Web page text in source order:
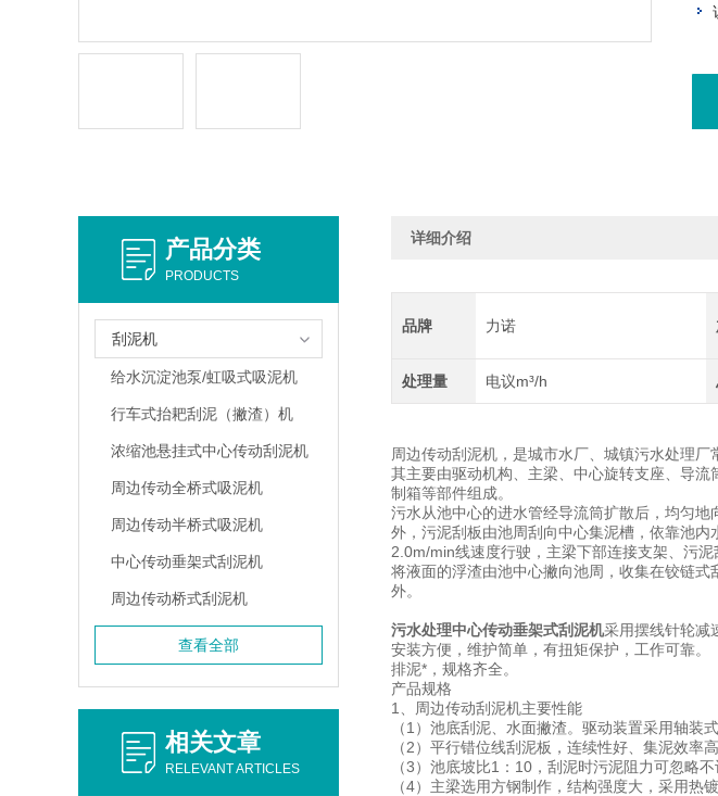
产品分类
PRODUCTS
刮泥机
给水沉淀池泵/虹吸式吸泥机
行车式抬耙刮泥（撇渣）机
浓缩池悬挂式中心传动刮泥机
周边传动全桥式吸泥机
周边传动半桥式吸泥机
中心传动垂架式刮泥机
周边传动桥式刮泥机
查看全部
相关文章
RELEVANT ARTICLES
详细介绍
品牌 力诺
处理量 电议m³/h
周边传动刮泥机，是城市水厂、城镇污水处理
其主要由驱动机构、主梁、中心旋转支座、导
制箱等部件组成。
污水从池中心的进水管经导流筒扩散后，均匀
外，污泥刮板由池周刮向中心集泥槽，依靠池
2.0m/min线速度行驶，主梁下部连接支架、污
将液面的浮渣由池中心撇向池周，收集在铰链
外。
污水处理中心传动垂架式刮泥机采用摆线针轮减
安装方便，维护简单，有扭矩保护，工作可靠。
排泥*，规格齐全。
产品规格
1、周边传动刮泥机主要性能
（1）池底刮泥、水面撇渣。驱动装置采用轴装
（2）平行错位线刮泥板，连续性好、集泥效率
（3）池底坡比1：10，刮泥时污泥阻力可忽略
（4）主梁选用方钢制作，结构强度大，采用热